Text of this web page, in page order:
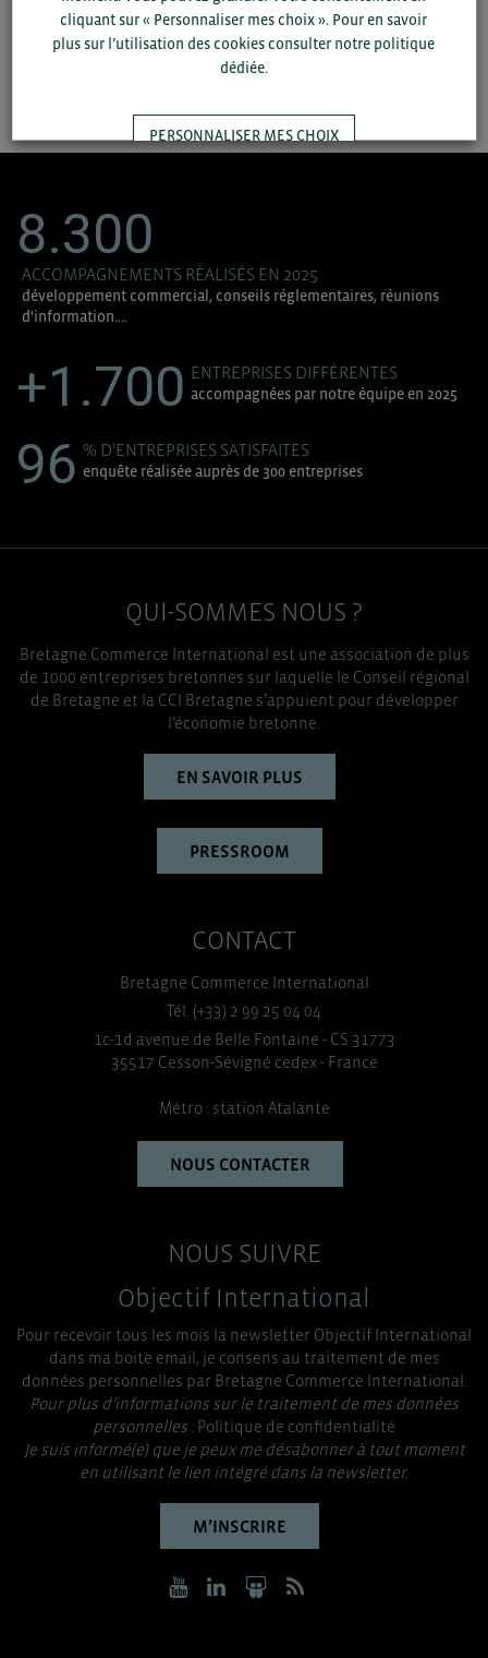
8.300
ACCOMPAGNEMENTS RÉALISÉS EN 2025
développement commercial, conseils réglementaires, réunions
d'information....
+1.700 ENTREPRISES DIFFÉRENTES
accompagnées par notre équipe en 2025
96 % D'ENTREPRISES SATISFAITES
enquête réalisée auprès de 300 entreprises
QUI-SOMMES NOUS ?
Bretagne Commerce International est une association de plus
de 1000 entreprises bretonnes sur laquelle le Conseil régional
de Bretagne et la CCI Bretagne s’appuient pour développer
l’économie bretonne.
EN SAVOIR PLUS
PRESSROOM
CONTACT
Bretagne Commerce International
Tél. (+33) 2 99 25 04 04
1c-1d avenue de Belle Fontaine - CS 31773
35517 Cesson-Sévigné cedex - France
Métro : station Atalante
NOUS CONTACTER
NOUS SUIVRE
Objectif International
Pour recevoir tous les mois la newsletter Objectif International
dans ma boite email, je consens au traitement de mes
données personnelles par Bretagne Commerce International.
Pour plus d’informations sur le traitement de mes données
personnelles :Politique de confidentialité
Je suis informé(e) que je peux me désabonner à tout moment
en utilisant le lien intégré dans la newsletter.
M’INSCRIRE
cliquant sur « Personnaliser mes choix ». Pour en savoir
plus sur l’utilisation des cookies consulter notre politique
dédiée.
PERSONNALISER MES CHOIX